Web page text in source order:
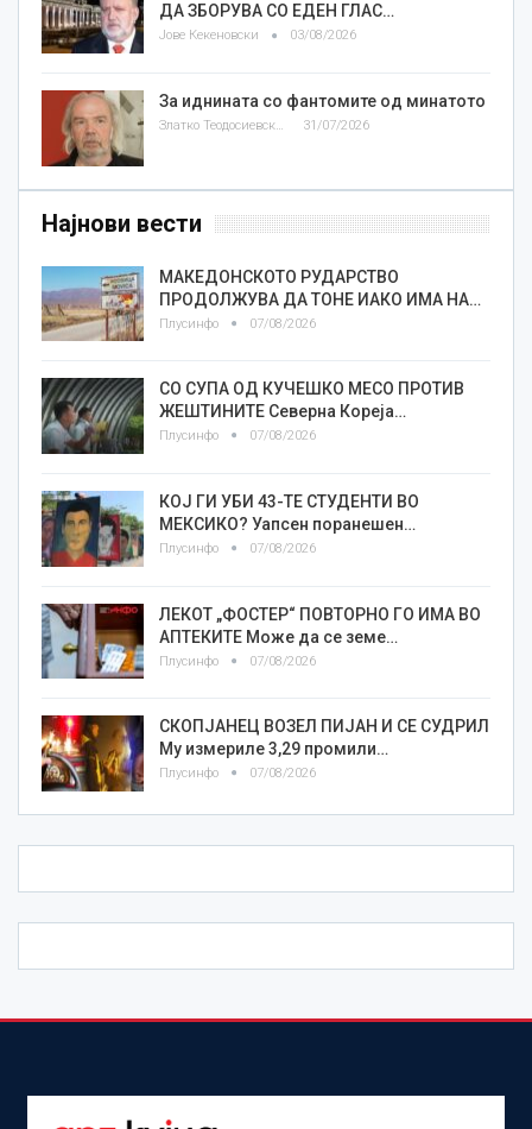
ДА ЗБОРУВА СО ЕДЕН ГЛАС…
Јове Кекеновски 03/08/2026
За иднината со фантомите од минатото
Златко Теодосиевски 31/07/2026
Најнови вести
МАКЕДОНСКОТО РУДАРСТВО
ПРОДОЛЖУВА ДА ТОНЕ ИАКО ИМА НА…
Плусинфо 07/08/2026
СО СУПА ОД КУЧЕШКО МЕСО ПРОТИВ
ЖЕШТИНИТЕ Северна Кореја…
Плусинфо 07/08/2026
КОЈ ГИ УБИ 43-ТЕ СТУДЕНТИ ВО
МЕКСИКО? Уапсен поранешен…
Плусинфо 07/08/2026
ЛЕКОТ „ФОСТЕР“ ПОВТОРНО ГО ИМА ВО
АПТЕКИТЕ Може да се земе…
Плусинфо 07/08/2026
СКОПЈАНЕЦ ВОЗЕЛ ПИЈАН И СЕ СУДРИЛ
Му измериле 3,29 промили…
Плусинфо 07/08/2026